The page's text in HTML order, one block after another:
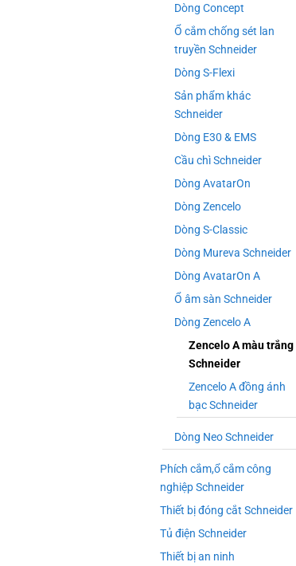
Dòng Concept
Ổ cắm chống sét lan
truyền Schneider
Dòng S-Flexi
Sản phẩm khác
Schneider
Dòng E30 & EMS
Cầu chì Schneider
Dòng AvatarOn
Dòng Zencelo
Dòng S-Classic
Dòng Mureva Schneider
Dòng AvatarOn A
Ổ âm sàn Schneider
Dòng Zencelo A
Zencelo A màu trắng
Schneider
Zencelo A đồng ánh
bạc Schneider
Dòng Neo Schneider
Phích cắm,ổ cắm công
nghiệp Schneider
Thiết bị đóng cắt Schneider
Tủ điện Schneider
Thiết bị an ninh